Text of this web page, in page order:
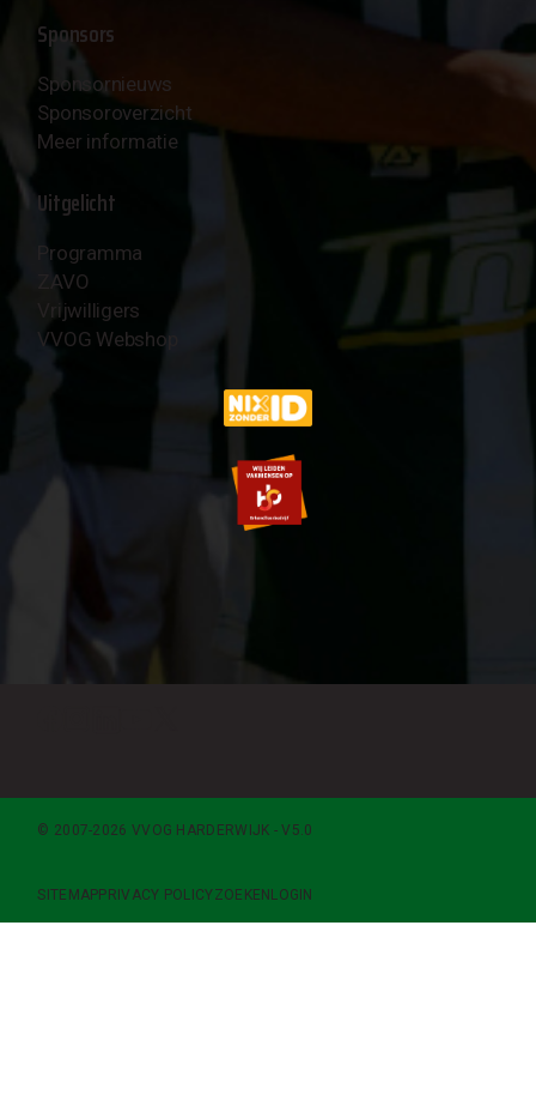
Sponsors
Sponsornieuws
Sponsoroverzicht
Meer informatie
Uitgelicht
Programma
ZAVO
Vrijwilligers
VVOG Webshop
© 2007-2026 VVOG HARDERWIJK - V5.0
SITEMAPPRIVACY POLICYZOEKEN LOGIN